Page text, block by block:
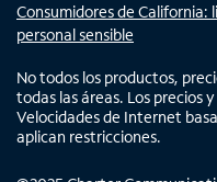
Consumidores de California:
personal sensible
No todos los productos,
todas las áreas. Los precios
Velocidades de Internet
aplican restricciones.